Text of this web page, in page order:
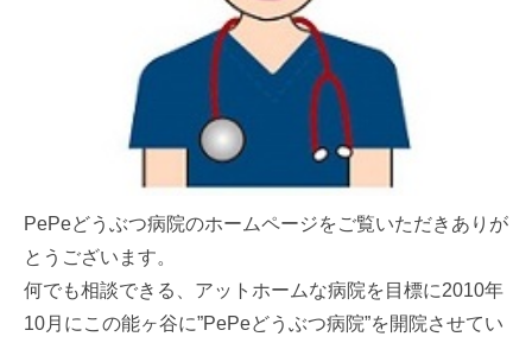
PePeどうぶつ病院のホームページをご覧いただきありが
とうございます。
何でも相談できる、アットホームな病院を目標に2010年
10月にこの能ヶ谷に”PePeどうぶつ病院”を開院させてい